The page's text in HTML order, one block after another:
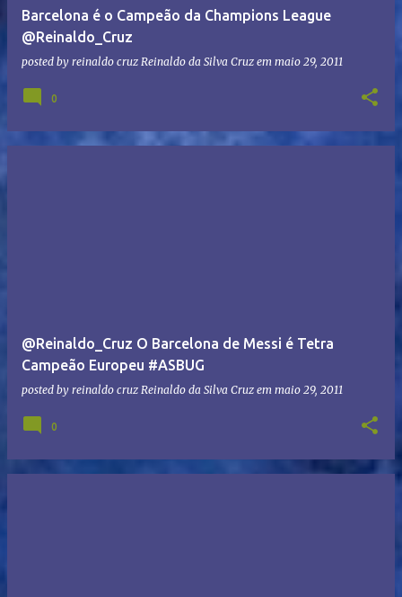
Barcelona é o Campeão da Champions League
@Reinaldo_Cruz
posted by reinaldo cruz Reinaldo da Silva Cruz em maio 29, 2011
0
@Reinaldo_Cruz O Barcelona de Messi é Tetra
Campeão Europeu #ASBUG
posted by reinaldo cruz Reinaldo da Silva Cruz em maio 29, 2011
0